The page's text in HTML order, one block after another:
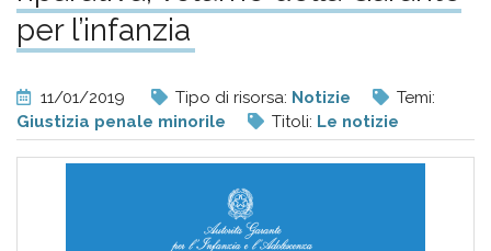
e
analisi
pr
l'infanzia
per l’infanzia
11/01/2019 Tipo di risorsa: Notizie
Temi:
Giustizia penale minorile
Titoli: Le notizie